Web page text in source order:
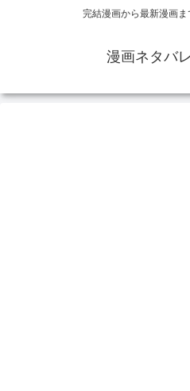
完結漫画から最新漫画
漫画ネタバ